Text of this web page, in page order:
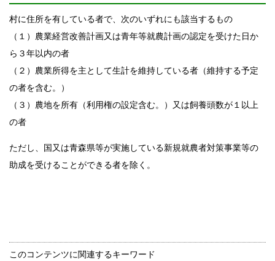
村に住所を有している者で、次のいずれにも該当するもの
（１）農業経営改善計画又は青年等就農計画の認定を受けた日か
ら３年以内の者
（２）農業所得を主として生計を維持している者（維持する予定
の者を含む。）
（３）農地を所有（利用権の設定含む。）又は飼養頭数が１以上
の者
ただし、国又は青森県等が実施している新規就農者対策事業等の
助成を受けることができる者を除く。
このコンテンツに関連するキーワード